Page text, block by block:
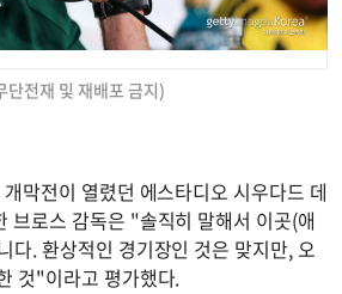
전재 및 재배포 금지)
막전이 열렸던 에스타디오 시우다드 데
브로스 감독은 "솔직히 말해서 이곳(애
다. 환상적인 경기장인 것은 맞지만, 오
것"이라고 평가했다.